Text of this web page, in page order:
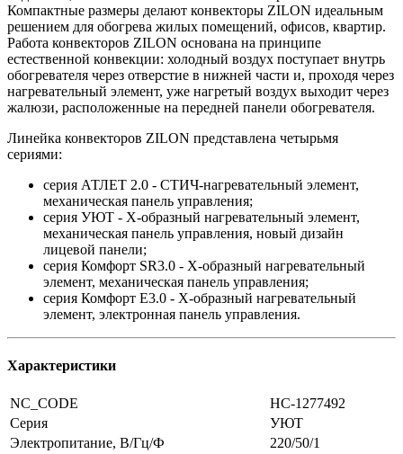
Компактные размеры делают конвекторы ZILON идеальным
решением для обогрева жилых помещений, офисов, квартир.
Работа конвекторов ZILON основана на принципе
естественной конвекции: холодный воздух поступает внутрь
обогревателя через отверстие в нижней части и, проходя через
нагревательный элемент, уже нагретый воздух выходит через
жалюзи, расположенные на передней панели обогревателя.
Линейка конвекторов ZILON представлена четырьмя
сериями:
серия АТЛЕТ 2.0 - СТИЧ-нагревательный элемент,
механическая панель управления;
серия УЮТ - Х-образный нагревательный элемент,
механическая панель управления, новый дизайн
лицевой панели;
серия Комфорт SR3.0 - Х-образный нагревательный
элемент, механическая панель управления;
серия Комфорт Е3.0 - Х-образный нагревательный
элемент, электронная панель управления.
Характеристики
NC_CODE
НС-1277492
Серия
УЮТ
Электропитание, В/Гц/Ф
220/50/1